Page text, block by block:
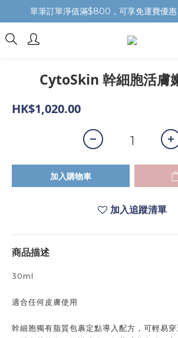
單筆訂單淨值滿$800，可享免運費優惠
CytoSkin 幹細胞活膚
HK$1,020.00
加入購物車
加入追蹤清單
商品描述
30ml
適合任何皮膚使用
幹細胞獨有脂質包裹定點導入配方，可輕易穿